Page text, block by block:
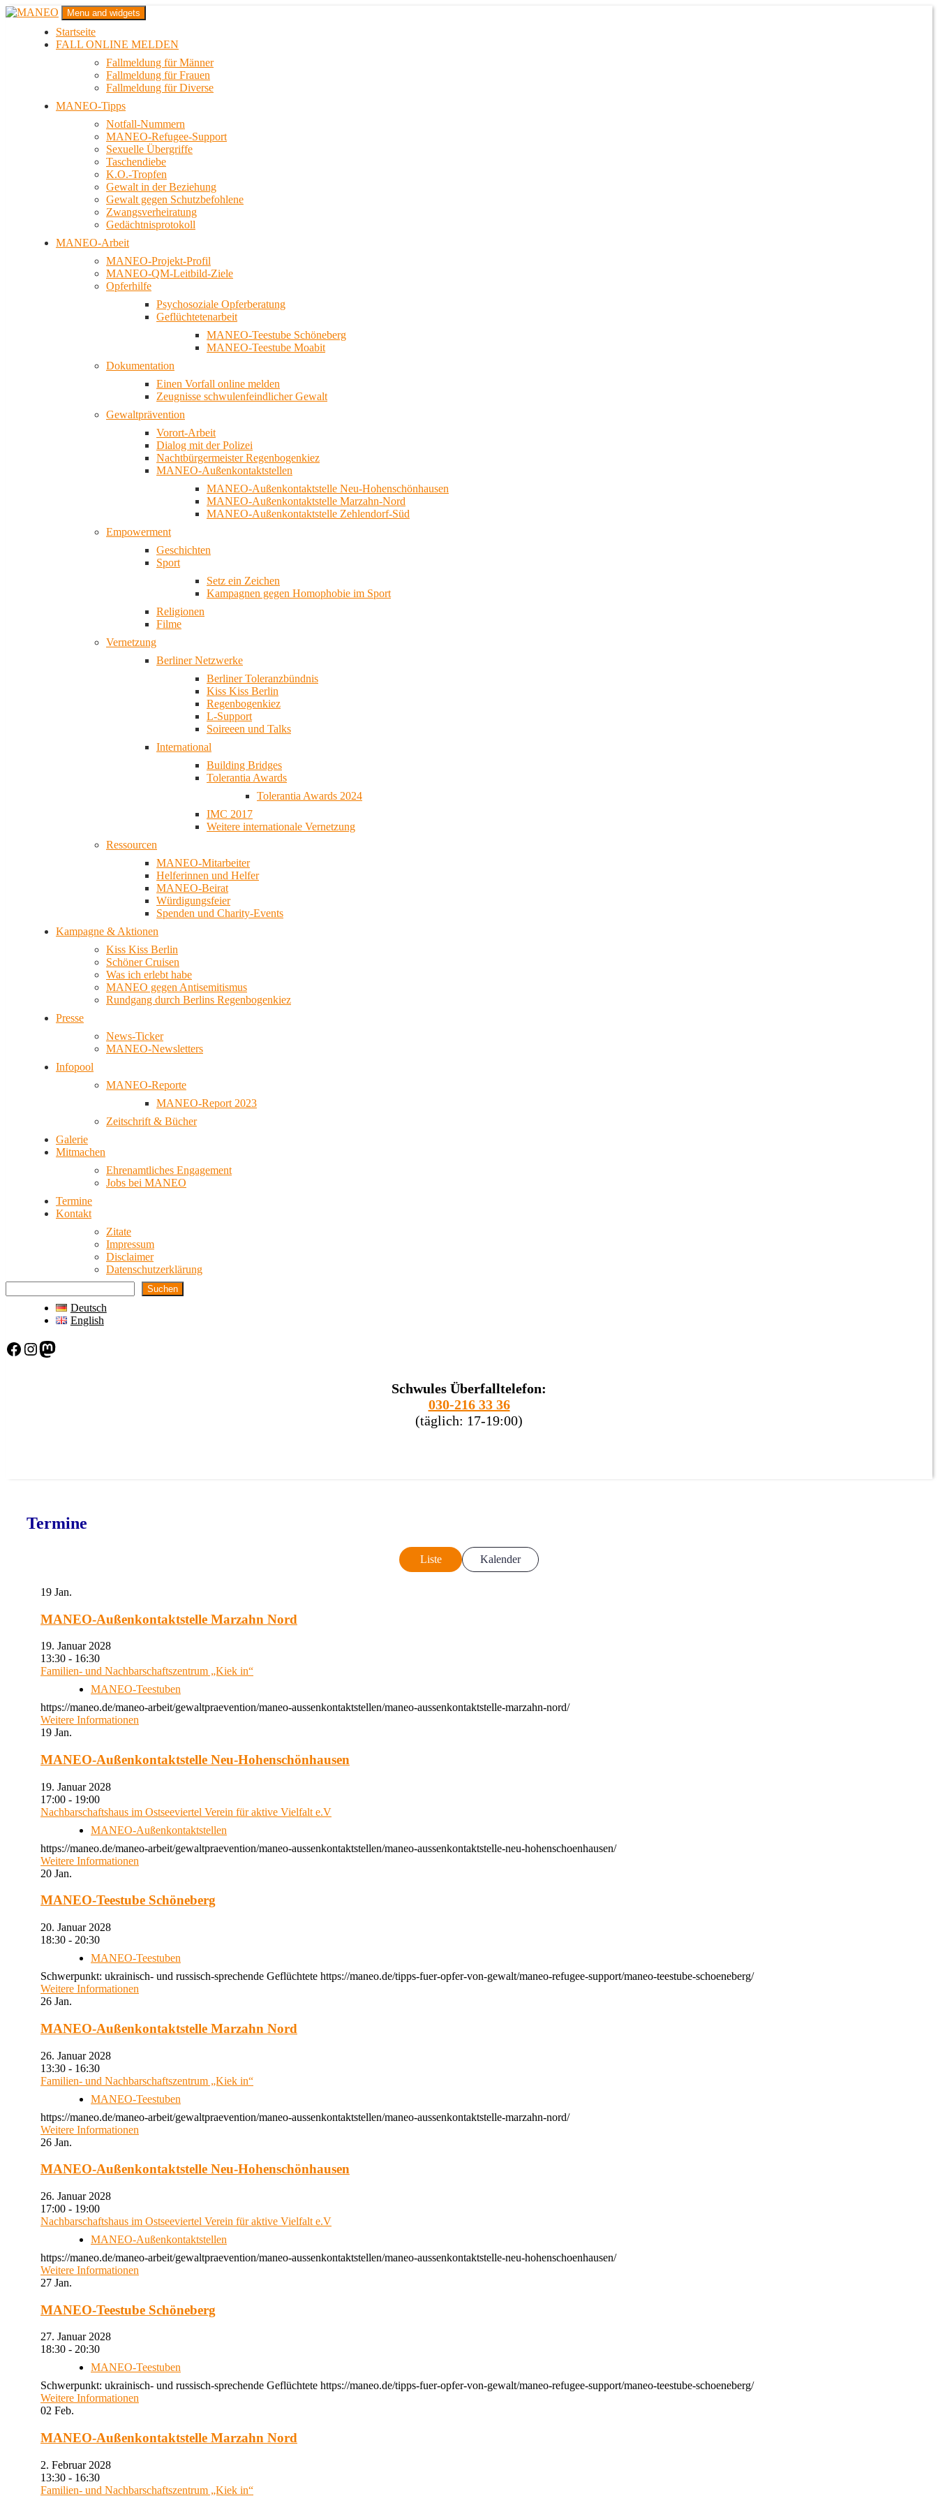
Zum
MANEO
Das schwule Anti-Gewalt-Projekt in Berlin
Menu and widgets
Startseite
FALL ONLINE MELDEN
Fallmeldung für Männer
Fallmeldung für Frauen
Fallmeldung für Diverse
MANEO-Tipps
Notfall-Nummern
MANEO-Refugee-Support
Sexuelle Übergriffe
Taschendiebe
K.O.-Tropfen
Gewalt in der Beziehung
Gewalt gegen Schutzbefohlene
Zwangsverheiratung
Gedächtnisprotokoll
MANEO-Arbeit
MANEO-Projekt-Profil
MANEO-QM-Leitbild-Ziele
Opferhilfe
Psychosoziale Opferberatung
Geflüchtetenarbeit
MANEO-Teestube Schöneberg
MANEO-Teestube Moabit
Dokumentation
Einen Vorfall online melden
Zeugnisse schwulenfeindlicher Gewalt
Gewaltprävention
Vorort-Arbeit
Dialog mit der Polizei
Nachtbürgermeister Regenbogenkiez
MANEO-Außenkontaktstellen
MANEO-Außenkontaktstelle Neu-Hohenschönhausen
MANEO-Außenkontaktstelle Marzahn-Nord
MANEO-Außenkontaktstelle Zehlendorf-Süd
Empowerment
Geschichten
Sport
Setz ein Zeichen
Kampagnen gegen Homophobie im Sport
Religionen
Filme
Vernetzung
Berliner Netzwerke
Berliner Toleranzbündnis
Kiss Kiss Berlin
Regenbogenkiez
L-Support
Soireeen und Talks
International
Building Bridges
Tolerantia Awards
Tolerantia Awards 2024
IMC 2017
Weitere internationale Vernetzung
Ressourcen
MANEO-Mitarbeiter
Helferinnen und Helfer
MANEO-Beirat
Würdigungsfeier
Spenden und Charity-Events
Kampagne & Aktionen
Kiss Kiss Berlin
Schöner Cruisen
Was ich erlebt habe
MANEO gegen Antisemitismus
Rundgang durch Berlins Regenbogenkiez
Presse
News-Ticker
MANEO-Newsletters
Infopool
MANEO-Reporte
MANEO-Report 2023
Zeitschrift & Bücher
Galerie
Mitmachen
Ehrenamtliches Engagement
Jobs bei MANEO
Termine
Kontakt
Zitate
Impressum
Disclaimer
Datenschutzerklärung
Suchen
Deutsch
English
Facebook Instagram Mastodon
Schwules Überfalltelefon:
030-216 33 36
(täglich: 17-19:00)
Termine
Liste Kalender
19 Jan.
MANEO-Außenkontaktstelle Marzahn Nord
19. Januar 2028
13:30 - 16:30
Familien- und Nachbarschaftszentrum „Kiek in“
MANEO-Teestuben
https://maneo.de/maneo-arbeit/gewaltpraevention/maneo-aussenkontaktstellen/maneo-aussenkontaktstelle-marzahn-nord/
Weitere Informationen
19 Jan.
MANEO-Außenkontaktstelle Neu-Hohenschönhausen
19. Januar 2028
17:00 - 19:00
Nachbarschaftshaus im Ostseeviertel Verein für aktive Vielfalt e.V
MANEO-Außenkontaktstellen
https://maneo.de/maneo-arbeit/gewaltpraevention/maneo-aussenkontaktstellen/maneo-aussenkontaktstelle-neu-hohenschoenhausen/
Weitere Informationen
20 Jan.
MANEO-Teestube Schöneberg
20. Januar 2028
18:30 - 20:30
MANEO-Teestuben
Schwerpunkt: ukrainisch- und russisch-sprechende Geflüchtete https://maneo.de/tipps-fuer-opfer-von-gewalt/maneo-refugee-support/maneo-teestube-schoeneberg/
Weitere Informationen
26 Jan.
MANEO-Außenkontaktstelle Marzahn Nord
26. Januar 2028
13:30 - 16:30
Familien- und Nachbarschaftszentrum „Kiek in“
MANEO-Teestuben
https://maneo.de/maneo-arbeit/gewaltpraevention/maneo-aussenkontaktstellen/maneo-aussenkontaktstelle-marzahn-nord/
Weitere Informationen
26 Jan.
MANEO-Außenkontaktstelle Neu-Hohenschönhausen
26. Januar 2028
17:00 - 19:00
Nachbarschaftshaus im Ostseeviertel Verein für aktive Vielfalt e.V
MANEO-Außenkontaktstellen
https://maneo.de/maneo-arbeit/gewaltpraevention/maneo-aussenkontaktstellen/maneo-aussenkontaktstelle-neu-hohenschoenhausen/
Weitere Informationen
27 Jan.
MANEO-Teestube Schöneberg
27. Januar 2028
18:30 - 20:30
MANEO-Teestuben
Schwerpunkt: ukrainisch- und russisch-sprechende Geflüchtete https://maneo.de/tipps-fuer-opfer-von-gewalt/maneo-refugee-support/maneo-teestube-schoeneberg/
Weitere Informationen
02 Feb.
MANEO-Außenkontaktstelle Marzahn Nord
2. Februar 2028
13:30 - 16:30
Familien- und Nachbarschaftszentrum „Kiek in“